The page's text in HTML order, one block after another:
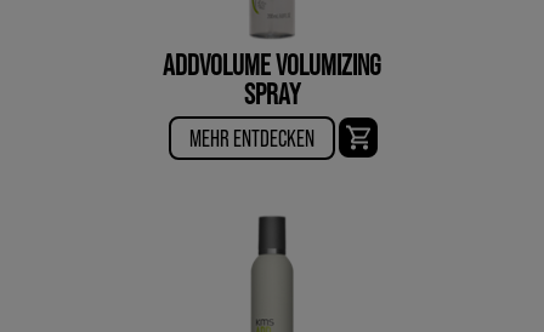
ADDVOLUME VOLUMIZING
SPRAY
MEHR ENTDECKEN